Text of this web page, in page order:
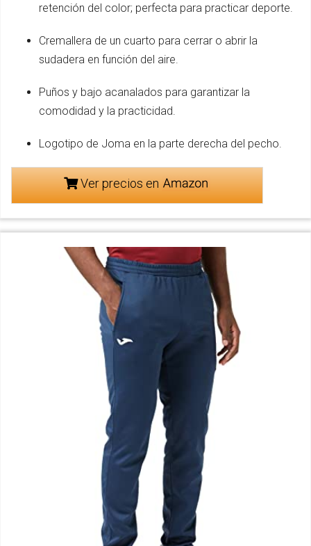
retención del color; perfecta para practicar deporte.
Cremallera de un cuarto para cerrar o abrir la
sudadera en función del aire.
Puños y bajo acanalados para garantizar la
comodidad y la practicidad.
Logotipo de Joma en la parte derecha del pecho.
Ver precios en